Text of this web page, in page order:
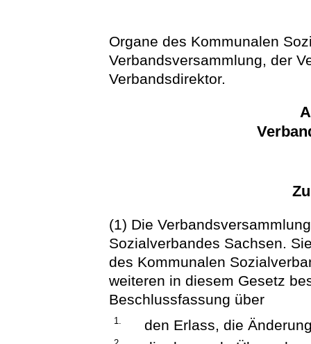
Organe des Kommunalen
Verbandsversammlung, der
Verbandsdirektor.
(1) Die
Sozialverbandes Sachsen.
des Kommunalen
weiteren in diesem Gesetz
Beschlussfassung über
1. den Erlass, die